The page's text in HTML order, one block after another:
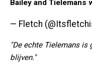
Bailey and Tielemans
— Fletch
"De echte Tielemans is
blijven."